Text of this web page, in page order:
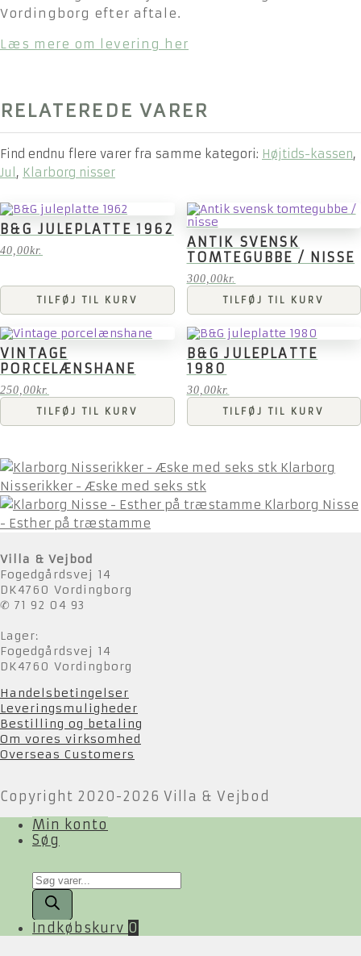
Vordingborg efter aftale.
Læs mere om levering her
RELATEREDE VARER
Find endnu flere varer fra samme kategori: Højtids-kassen,
Jul , Klarborg nisser
B&G JULEPLATTE 1962
40,00kr.
TILFØJ TIL KURV
ANTIK SVENSK
TOMTEGUBBE / NISSE
300,00kr.
TILFØJ TIL KURV
VINTAGE
PORCELÆNSHANE
250,00kr.
TILFØJ TIL KURV
B&G JULEPLATTE
1980
30,00kr.
TILFØJ TIL KURV
Klarborg
Nisserikker - Æske med seks stk
Klarborg Nisse
- Esther på træstamme
Villa & Vejbod
Fogedgårdsvej 14
DK4760 Vordingborg
✆ 71 92 04 93
Lager:
Fogedgårdsvej 14
DK4760 Vordingborg
Handelsbetingelser
Leveringsmuligheder
Bestilling og betaling
Om vores virksomhed
Overseas Customers
Copyright 2020-2026 Villa & Vejbod
Min konto
Søg
Products
search
Indkøbskurv 0